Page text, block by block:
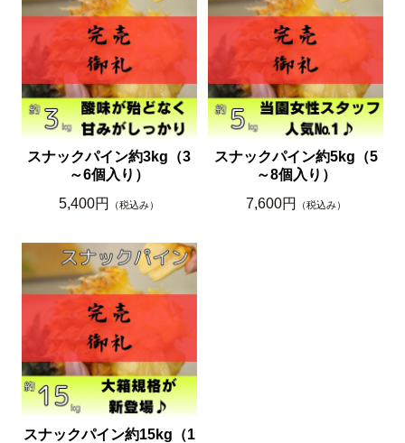
スナックパイン約3kg（3
～6個入り）
5,400円
（税込み）
スナックパイン約5kg（5
～8個入り）
7,600円
（税込み）
スナックパイン約15kg（1